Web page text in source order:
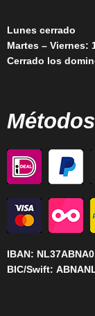
Lunes cerrado
Martes – Viernes:
Cerrado los
IBAN:
BIC/Swift: